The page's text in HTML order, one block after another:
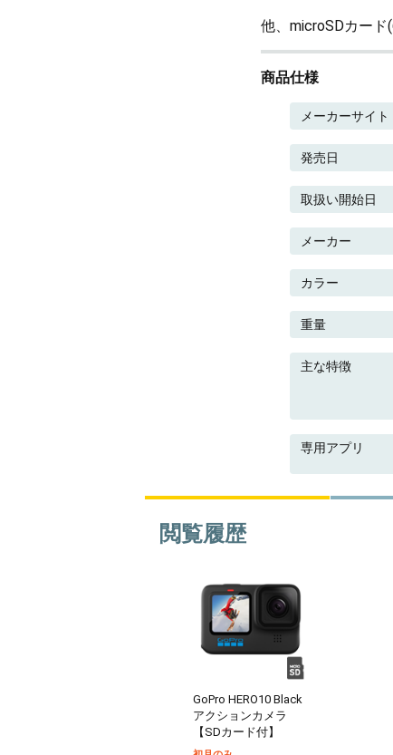
他、microSDカード
商品仕様
メーカーサイト
発売日
取扱い開始日
メーカー
カラー
重量
主な特徴
専用アプリ
閲覧履歴
GoPro HERO10 Black
アクションカメラ
【SDカード付】